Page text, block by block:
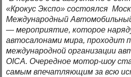
«Крокус Экспо» состоялся
Международный
— мероприятие, которое
автосалонами мира, проходит
международной организации
OICA. Очередное мотор-шоу
самым впечатляющим за всю